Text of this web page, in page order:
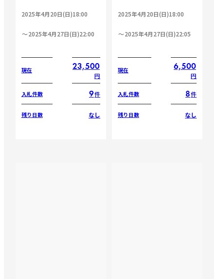
2025年4月20日(日)18:00
2025年4月27日(日)22:00
現在 23,500
円
入札件数 9件
残り日数 なし
2025年4月20日(日)18:00
2025年4月27日(日)22:05
現在 6,500
円
入札件数 8件
残り日数 なし